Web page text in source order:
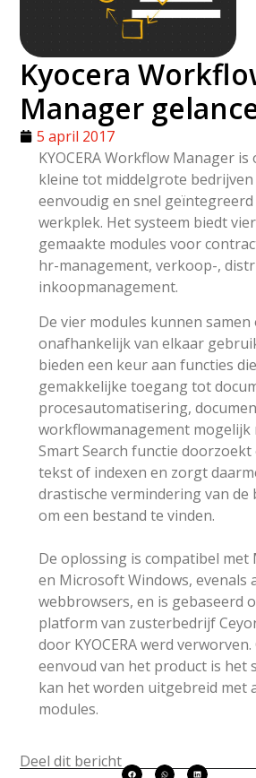
Kyocera
Manager
5 april 2017
KYOCERA Workflow Manager
kleine tot middelgrote bedrijven
eenvoudig en snel
werkplek. Het systeem biedt
gemaakte modules voor
hr-management, verkoop-,
inkoopmanagement.
De vier modules kunnen samen
onafhankelijk van elkaar
bieden een keur aan functies
gemakkelijke toegang tot
procesautomatisering,
workflowmanagement mogelijk
Smart Search functie doorzoekt
tekst of indexen en zorgt
drastische vermindering van de
om een bestand te vinden.
De oplossing is compatibel met
en Microsoft Windows, evenals
webbrowsers, en is gebaseerd
platform van zusterbedrijf
door KYOCERA werd
eenvoud van het product is het
kan het worden uitgebreid met
modules.
Deel dit bericht